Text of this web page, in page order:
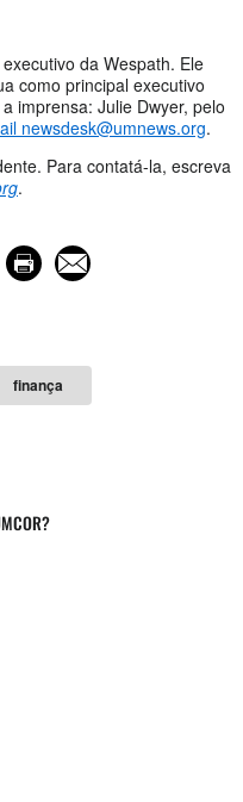
da Wespath. Ele
como principal executivo
imprensa: Julie Dwyer, pelo
newsdesk@umnews.org.
Para contatá-la, escreva
.
finança